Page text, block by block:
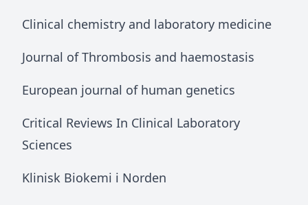
Clinical chemistry and laboratory medicine
Journal of Thrombosis and haemostasis
European journal of human genetics
Critical Reviews In Clinical Laboratory
Sciences
Klinisk Biokemi i Norden